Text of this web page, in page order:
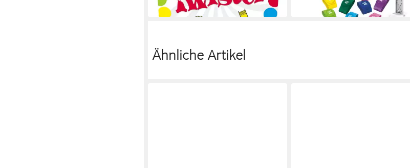
lieferbar - in 1-2 Werktagen bei dir
Ähnliche Artikel